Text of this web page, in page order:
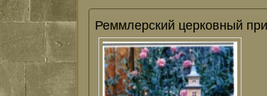
Реммлерский церковный